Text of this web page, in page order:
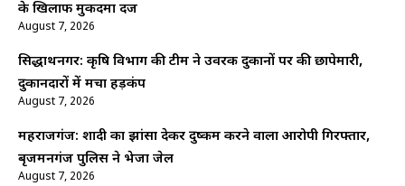
के खिलाफ मुकदमा दर्ज
August 7, 2026
सिद्धार्थनगर: कृषि विभाग की टीम ने उर्वरक दुकानों पर की छापेमारी,
दुकानदारों में मचा हड़कंप
August 7, 2026
महराजगंज: शादी का झांसा देकर दुष्कर्म करने वाला आरोपी गिरफ्तार,
बृजमनगंज पुलिस ने भेजा जेल
August 7, 2026